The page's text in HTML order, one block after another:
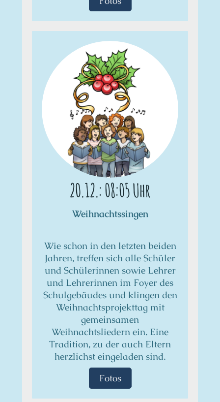
20.12.: 08:05 Uhr
Weihnachtssingen
Wie schon in den letzten beiden
Jahren, treffen sich alle Schüler
und Schülerinnen sowie Lehrer
und Lehrerinnen im Foyer des
Schulgebäudes und klingen den
Weihnachtsprojekttag mit
gemeinsamen
Weihnachtsliedern ein. Eine
Tradition, zu der auch Eltern
herzlichst eingeladen sind.
Fotos